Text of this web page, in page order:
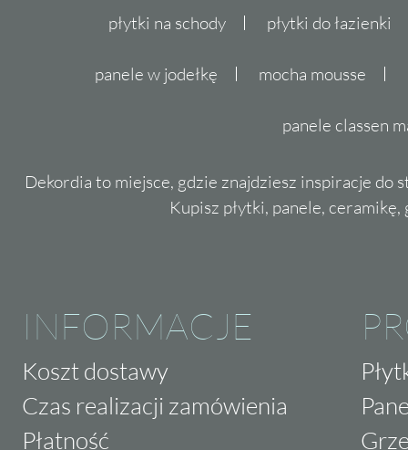
płytki na schody płytki do łazienki
panele w jodełkę mocha mousse
panele classen
Dekordia to miejsce, gdzie znajdziesz inspiracje do
Kupisz płytki, panele,
INFORMACJE
Koszt dostawy
Czas realizacji zamówienia
Płatność